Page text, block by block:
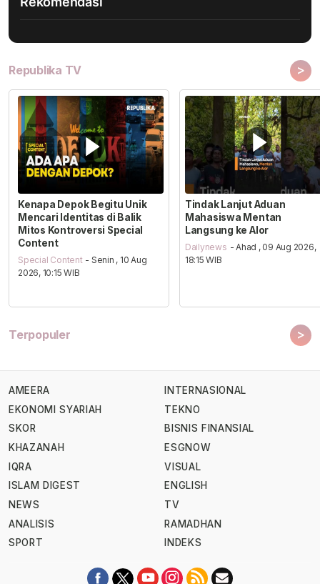
Republika TV >
Kenapa Depok Begitu Unik
Mencari Identitas di Balik
Mitos Kontroversi Special
Content
Special Content - Senin , 10 Aug
2026, 10:15 WIB
Tindak Lanjut Aduan
Mahasiswa Mentan
Langsung ke Alor
Dailynews - Ahad , 09 Aug 2026,
18:15 WIB
Terpopuler >
AMEERA
EKONOMI SYARIAH
SKOR
KHAZANAH
IQRA
ISLAM DIGEST
NEWS
ANALISIS
SPORT
INTERNASIONAL
TEKNO
BISNIS FINANSIAL
ESGNOW
VISUAL
ENGLISH
TV
RAMADHAN
INDEKS